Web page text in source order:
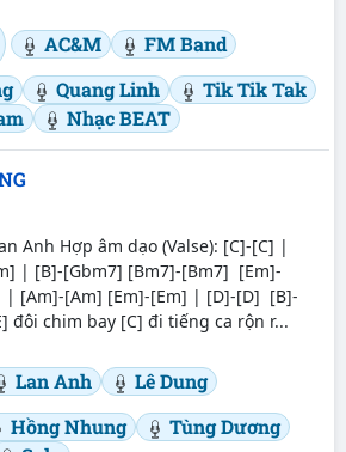
AC&M
FM Band
Quang Linh
Tik Tik Tak
Nhạc BEAT
Anh Hợp âm dạo (Valse): [C]-[C] |
| [B]-[Gbm7] [Bm7]-[Bm7] [Em]-
| [Am]-[Am] [Em]-[Em] | [D]-[D] [B]-
đôi chim bay [C] đi tiếng ca rộn r...
Lan Anh
Lê Dung
Hồng Nhung
Tùng Dương